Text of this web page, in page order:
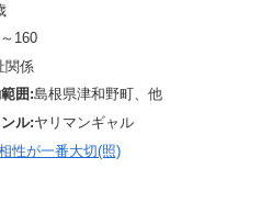
160
関係
囲:島根県津和野町、他
ル:ヤリマンギャル
性が一番大切(照)